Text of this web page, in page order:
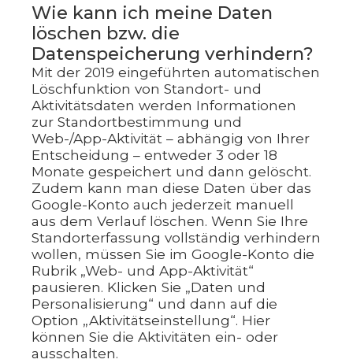
Wie kann ich meine Daten
löschen bzw. die
Datenspeicherung verhindern?
Mit der 2019 eingeführten automatischen
Löschfunktion von Standort- und
Aktivitätsdaten werden Informationen
zur Standortbestimmung und
Web-/App-Aktivität – abhängig von Ihrer
Entscheidung – entweder 3 oder 18
Monate gespeichert und dann gelöscht.
Zudem kann man diese Daten über das
Google-Konto auch jederzeit manuell
aus dem Verlauf löschen. Wenn Sie Ihre
Standorterfassung vollständig verhindern
wollen, müssen Sie im Google-Konto die
Rubrik „Web- und App-Aktivität“
pausieren. Klicken Sie „Daten und
Personalisierung“ und dann auf die
Option „Aktivitätseinstellung“. Hier
können Sie die Aktivitäten ein- oder
ausschalten.